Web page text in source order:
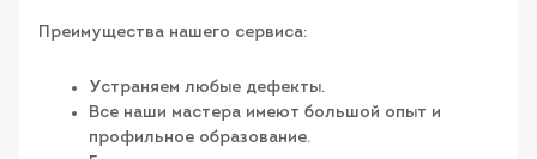
Преимущества нашего сервиса:
Устраняем любые дефекты.
Все наши мастера имеют большой опыт и
профильное образование.